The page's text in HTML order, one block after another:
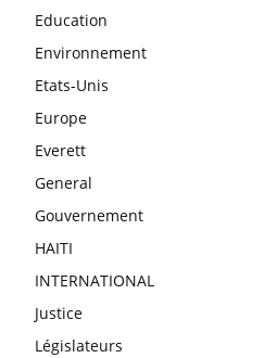
Education
Environnement
Etats-Unis
Europe
Everett
General
Gouvernement
HAITI
INTERNATIONAL
Justice
Législateurs